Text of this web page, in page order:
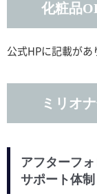
化粧品
公式HPに記載があ
ミリオ
アフターフ
サポート体制